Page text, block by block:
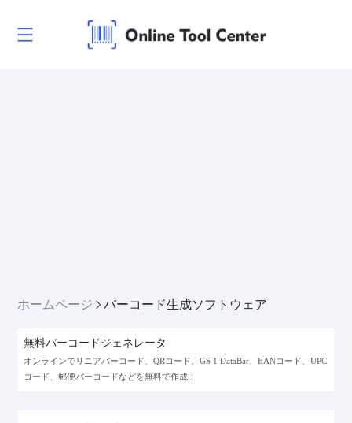
ホームページ バーコード生成ソフトウェア
無料バーコードジェネレータ
オンラインでリニアバーコード、QRコード、GS 1 DataBar、EANコード、UPC
コード、郵便バーコードなどを無料で作成！